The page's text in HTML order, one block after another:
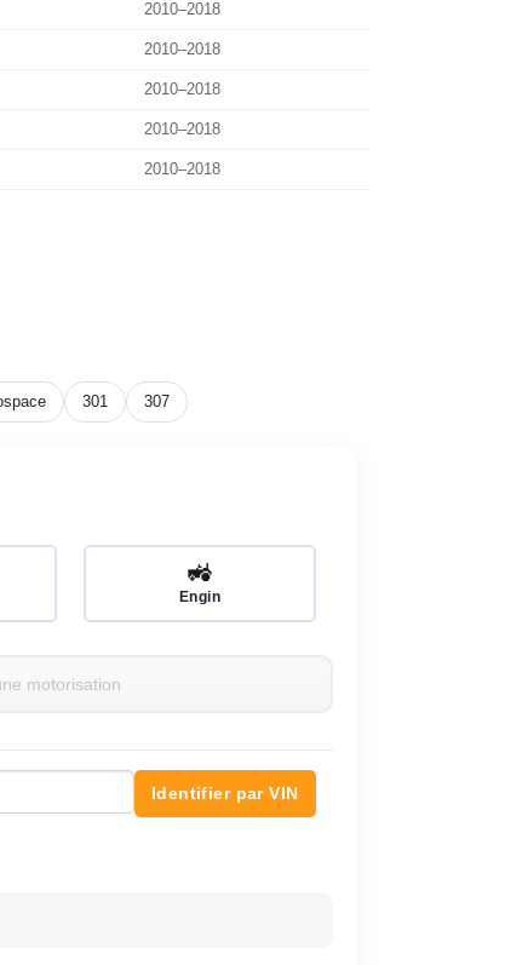
2010–2018
2010–2018
2010–2018
2010–2018
2010–2018
301 307
🚜
Engin
Identifier par VIN